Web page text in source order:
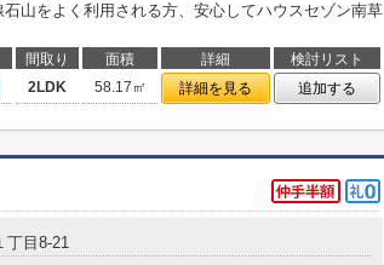
山をよく利用される方、安心してハウスセゾン南草
間取り 面積 詳細
検討リスト
2LDK 58.17㎡ 詳細を見る 追加する
丁目8-21